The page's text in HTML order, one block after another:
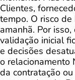
Clientes,
tempo. O risco
amanhã. Por
validação inicial
e decisões
o relacionamento
da contratação